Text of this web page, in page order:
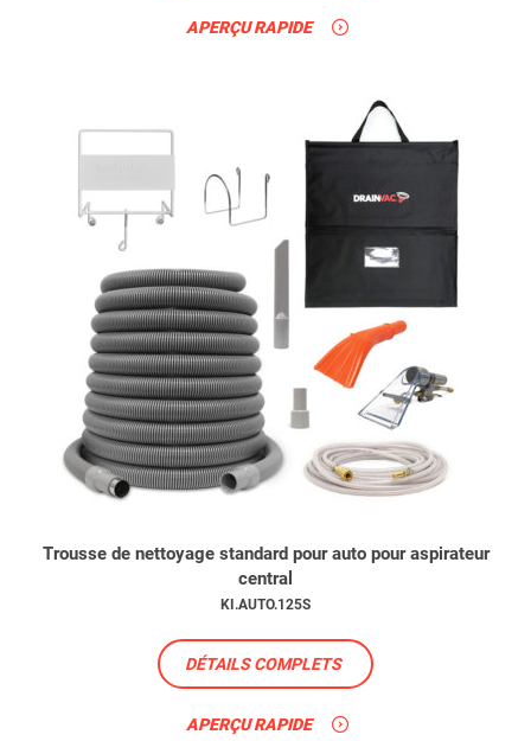
APERÇU RAPIDE
Trousse de nettoyage standard pour auto pour aspirateur
central
KI.AUTO.125S
DÉTAILS COMPLETS
APERÇU RAPIDE